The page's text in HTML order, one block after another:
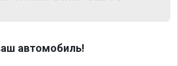
автомобиль!